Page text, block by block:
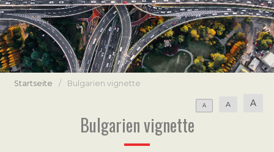
Startseite / Bulgarien vignette
A A A
Bulgarien vignette